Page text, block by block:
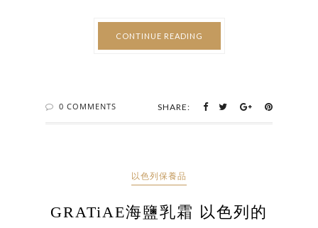
CONTINUE READING
0 COMMENTS SHARE:
以色列保養品
GRATiAE海鹽乳霜 以色列的